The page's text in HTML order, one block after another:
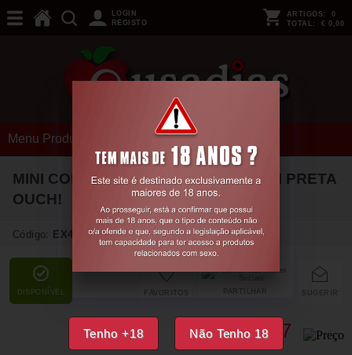
Tenho +18 Não Tenho 18
LOGIN
REGISTO
ARTIGOS: 0
TOTAL: € 0,00
Menu Produtos
MINI CORDA JAPANESE 4.9 FT/ 1,5 M PRETA
OUCH!
Código: EX42955
DISPONÍVEL SUGERIR
PARTILHAR
FAVORITOS
€7, 17